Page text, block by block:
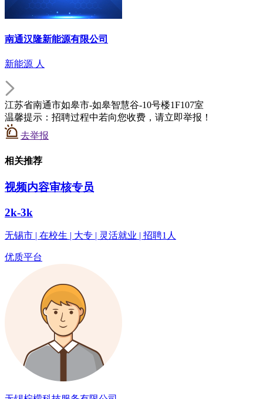
南通汉隆新能源有限公司
新能源 人
江苏省南通市如皋市-如皋智慧谷-10号楼1F107室
温馨提示：招聘过程中若向您收费，请立即举报！
去举报
相关推荐
视频内容审核专员
2k-3k
无锡市 | 在校生 | 大专 | 灵活就业 | 招聘1人
优质平台